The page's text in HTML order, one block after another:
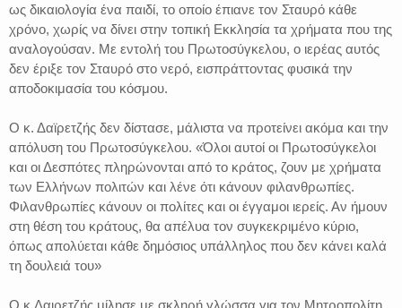
ως δικαιολογία ένα παιδί, το οποίο έπιανε τον Σταυρό κάθε
χρόνο, χωρίς να δίνει στην τοπική Εκκλησία τα χρήματα που της
αναλογούσαν. Με εντολή του Πρωτοσύγκελου, ο ιερέας αυτός
δεν έριξε τον Σταυρό στο νερό, εισπράττοντας φυσικά την
αποδοκιμασία του κόσμου.
Ο κ. Δαϊρετζής δεν δίστασε, μάλιστα να προτείνει ακόμα και την
απόλυση του Πρωτοσύγκελου. «Όλοι αυτοί οι Πρωτοσύγκελοι
και οι Δεσπότες πληρώνονται από το κράτος, ζουν με χρήματα
των Ελλήνων πολιτών και λένε ότι κάνουν φιλανθρωπίες.
Φιλανθρωπίες κάνουν οι πολίτες και οι έγγαμοι ιερείς. Αν ήμουν
στη θέση του κράτους, θα απέλυα τον συγκεκριμένο κύριο,
όπως απολύεται κάθε δημόσιος υπάλληλος που δεν κάνει καλά
τη δουλειά του»
Ο κ.Δαιρετζής μίλησε με σκληρή γλώσσα για τον Μητροπολίτη